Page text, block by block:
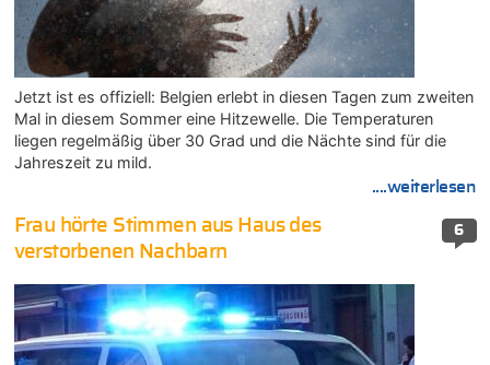
Jetzt ist es offiziell: Belgien erlebt in diesen Tagen zum zweiten
Mal in diesem Sommer eine Hitzewelle. Die Temperaturen
liegen regelmäßig über 30 Grad und die Nächte sind für die
Jahreszeit zu mild.
....weiterlesen
6
Frau hörte Stimmen aus Haus des
verstorbenen Nachbarn